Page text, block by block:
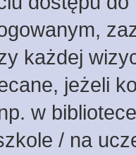
każdej
jeżeli
w
/ na